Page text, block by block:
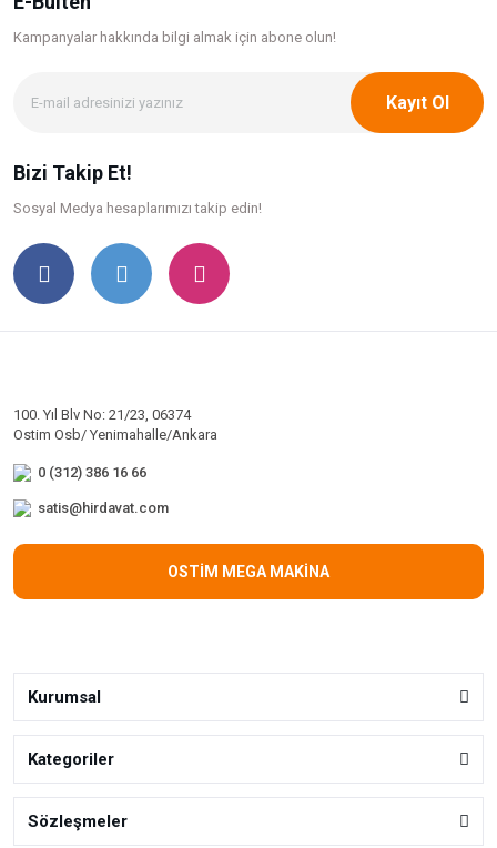
Kampanyalar hakkında bilgi almak için abone olun!
Kayıt Ol
Bizi Takip Et!
Sosyal Medya hesaplarımızı takip edin!
100. Yıl Blv No: 21/23, 06374
Ostim Osb/ Yenimahalle/Ankara
0 (312) 386 16 66
satis@hirdavat.com
OSTİM MEGA MAKİNA
Kurumsal
Kategoriler
Sözleşmeler